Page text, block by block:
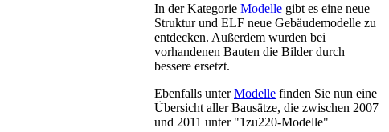
In der Kategorie Modelle gibt es eine neue
Struktur und ELF neue Gebäudemodelle zu
entdecken. Außerdem wurden bei
vorhandenen Bauten die Bilder durch
bessere ersetzt.
Ebenfalls unterModelle finden Sie nun eine
Übersicht aller Bausätze, die zwischen 2007
und 2011 unter "1zu220-Modelle"